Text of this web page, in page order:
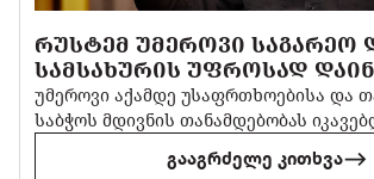
ᲠᲣᲡᲢᲔᲛ ᲣᲛᲔᲠᲝᲕᲘ ᲡᲐᲒᲐᲠᲔᲝ
ᲡᲐᲛᲡᲐᲮᲣᲠᲘᲡ ᲣᲤᲠᲝᲡᲐᲓ
უმეროვი აქამდე უსაფრთხოებისა და
საბჭოს მდივნის თანამდებობას
გააგრძელე კითხვა